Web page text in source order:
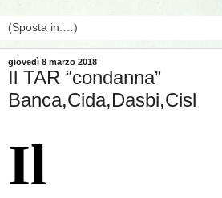
giovedì 8 marzo 2018
Il TAR “condanna”
Banca,Cida,Dasbi,Cisl
Il